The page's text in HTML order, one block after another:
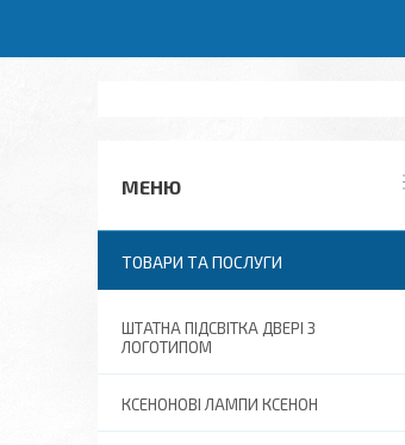
ТОВАРИ ТА ПОСЛУГИ
ШТАТНА ПІДСВІТКА ДВЕРІ З
ЛОГОТИПОМ
КСЕНОНОВІ ЛАМПИ КСЕНОН